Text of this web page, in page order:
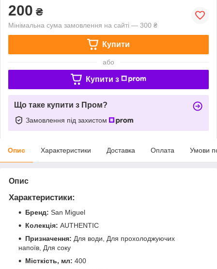
200 ₴
Мінімальна сума замовлення на сайті — 300 ₴
Купити
або
Купити з
Що таке купити з Пром?
Замовлення під захистом
Опис Характеристики Доставка Оплата Умови
Опис
Характеристики:
Бренд: San Miguel
Колекція: AUTHENTIC
Призначення: Для води, Для прохолоджуючих
напоїв, Для соку
Місткість, мл: 400